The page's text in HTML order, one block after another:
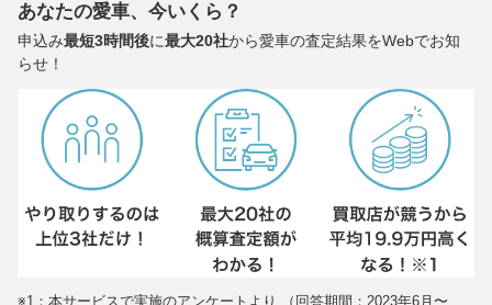
あなたの愛車、今いくら？
申込み最短3時間後に最大20社から愛車の査定結果をWebでお知
らせ！
※1：本サービスで実施のアンケートより （回答期間：2023年6月〜